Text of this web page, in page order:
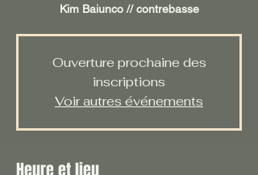
Kim Baiunco // contrebasse
Ouverture prochaine des
inscriptions
Voir autres événements